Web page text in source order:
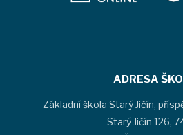
ADRESA
Základní škola Starý Jičín,
Starý Jičín 126,